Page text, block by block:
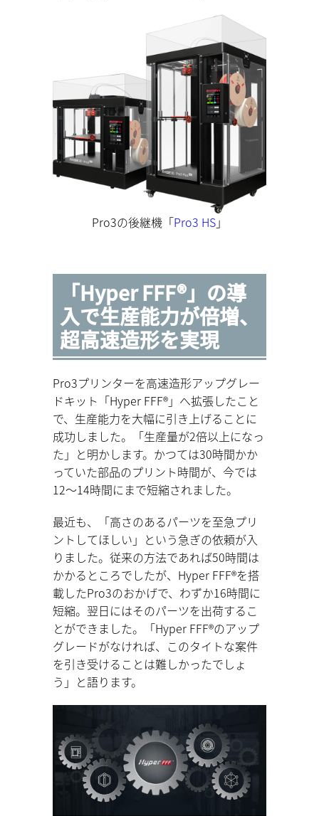
Pro3の後継機「Pro3 HS」
「Hyper FFF®」の導
入で生産能力が倍増、
超高速造形を実現
Pro3プリンターを高速造形アップグレー
ドキット「Hyper FFF®」へ拡張したこと
で、生産能力を大幅に引き上げることに
成功しました。「生産量が2倍以上になっ
た」と明かします。かつては30時間かか
っていた部品のプリント時間が、今では
12〜14時間にまで短縮されました。
最近も、「高さのあるパーツを至急プリ
ントしてほしい」という急ぎの依頼が入
りました。従来の方法であれば50時間は
かかるところでしたが、Hyper FFF®を搭
載したPro3のおかげで、わずか16時間に
短縮。翌日にはそのパーツを出荷するこ
とができました。「Hyper FFF®のアップ
グレードがなければ、このタイトな案件
を引き受けることは難しかったでしょ
う」と語ります。